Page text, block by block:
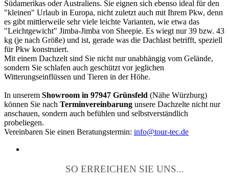
Südamerikas oder Australiens. Sie eignen sich ebenso ideal für den
"kleinen" Urlaub in Europa, nicht zuletzt auch mit Ihrem Pkw, denn
es gibt mittlerweile sehr viele leichte Varianten, wie etwa das
"Leichtgewicht" Jimba-Jimba von Sheepie. Es wiegt nur 39 bzw. 43
kg (je nach Größe) und ist, gerade was die Dachlast betrifft, speziell
für Pkw konstruiert.
Mit einem Dachzelt sind Sie nicht nur unabhängig vom Gelände,
sondern Sie schlafen auch geschützt vor jeglichen
Witterungseinflüssen und Tieren in der Höhe.
In unserem Showroom in 97947 Grünsfeld (Nähe Würzburg)
können Sie nach Terminvereinbarung unsere Dachzelte nicht nur
anschauen, sondern auch befühlen und selbstverständlich
probeliegen.
Vereinbaren Sie einen Beratungstermin: info@tour-tec.de
SO ERREICHEN SIE UNS...